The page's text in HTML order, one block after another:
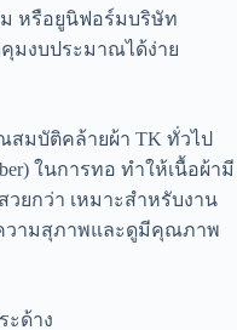
ม หรือยูนิฟอร์มบริษัท
มงบประมาณได้ง่าย
สมบัติคล้ายผ้า TK ทั่วไป
ในการทอ ทำให้เนื้อผ้ามี
ยกว่า เหมาะสำหรับงาน
วามสุภาพและดูมีคุณภาพ
ะด้าง